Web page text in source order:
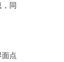
同
面点